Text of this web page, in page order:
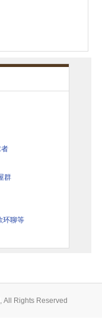
者
群
环聊等
All Rights Reserved